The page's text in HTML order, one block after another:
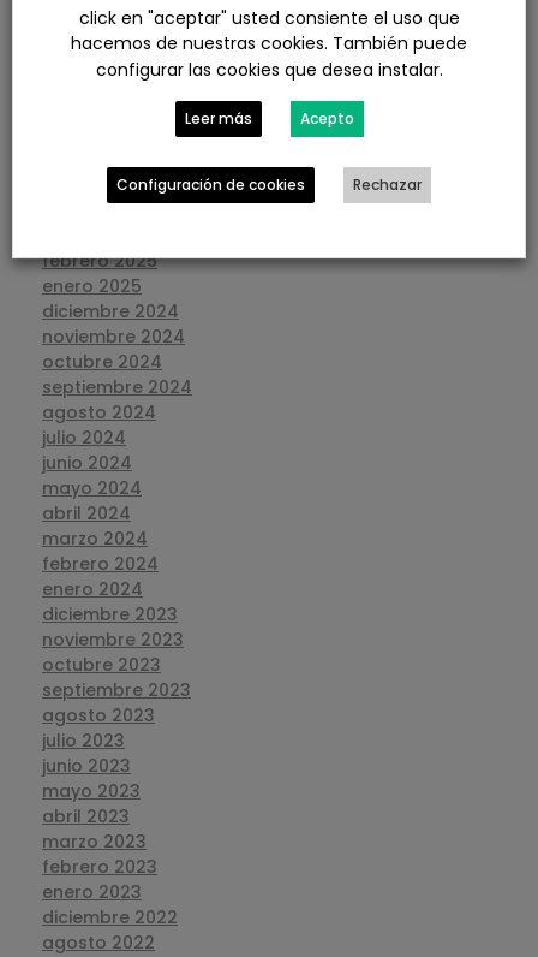
diciembre 2025
noviembre 2025
octubre 2025
septiembre 2025
mayo 2025
abril 2025
febrero 2025
enero 2025
diciembre 2024
noviembre 2024
octubre 2024
septiembre 2024
agosto 2024
julio 2024
junio 2024
mayo 2024
abril 2024
marzo 2024
febrero 2024
enero 2024
diciembre 2023
noviembre 2023
octubre 2023
septiembre 2023
agosto 2023
julio 2023
junio 2023
mayo 2023
abril 2023
marzo 2023
febrero 2023
enero 2023
diciembre 2022
agosto 2022
click en "aceptar" usted consiente el uso que
hacemos de nuestras cookies. También puede
configurar las cookies que desea instalar.
Leer más Acepto
Configuración de cookies Rechazar